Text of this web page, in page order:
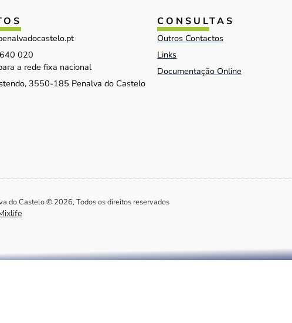
020
a rede fixa nacional
3550-185 Penalva do Castelo
CONSULTAS
Outros Contactos
Links
Documentação Online
do Castelo © 2026, Todos os direitos reservados